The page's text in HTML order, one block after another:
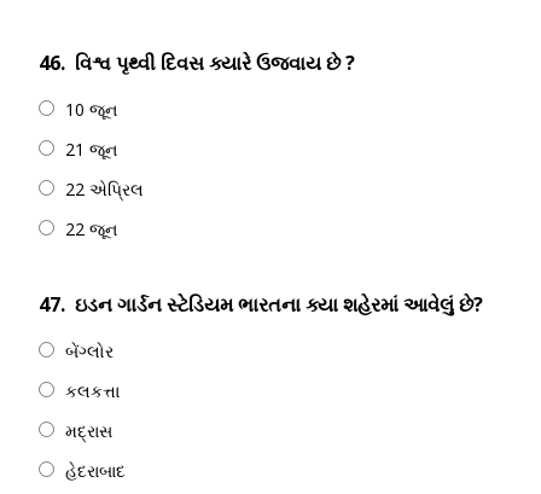
46. વિશ્વ પૃથ્વી દિવસ ક્યારે ઉજવાય છે ?
10 જૂન
21 જૂન
22 એપ્રિલ
22 જૂન
47. ઇડન ગાર્ડન સ્ટેડિયમ ભારતના ક્યા શહેરમાં આવેલું છે?
બેંગ્લોર
કલકત્તા
મદ્રાસ
હેદરાબાદ